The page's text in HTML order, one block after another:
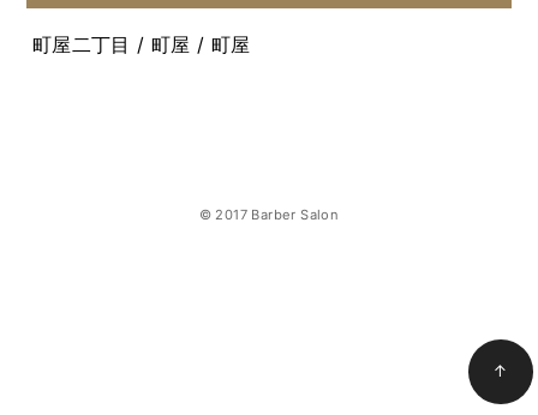
町屋二丁目 / 町屋 / 町屋
© 2017 Barber Salon
↑